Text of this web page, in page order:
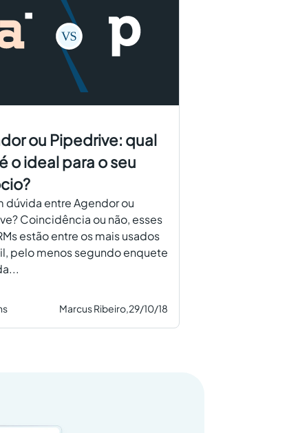
ou Pipedrive: qual
o ideal para o seu
dúvida entre Agendor ou
Coincidência ou não, esses
estão entre os mais usados
pelo menos segundo enquete
Marcus Ribeiro, 29/10/18